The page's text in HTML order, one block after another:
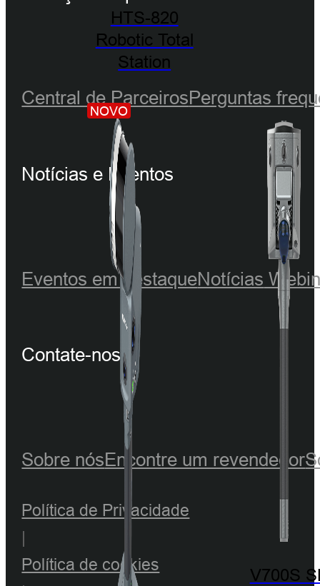
HTS-820
Robotic Total
Station
NOVO
V700S
Central de ParceirosPerguntas
Notícias e Eventos
Eventos em destaqueNotícias
Contate-nos
Sobre nósEncontre um revendedor
Política de Privacidade
Política de cookies